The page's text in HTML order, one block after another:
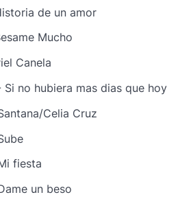
de un amor
Mucho
Canela
Si no hubiera mas dias que hoy
Celia Cruz
fiesta
un beso